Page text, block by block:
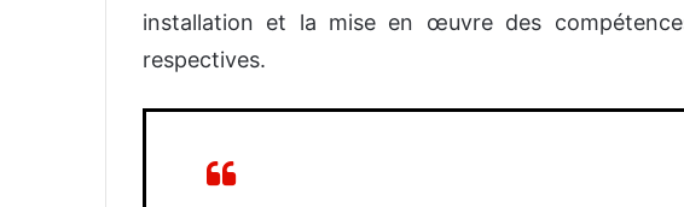
installation et la mise en œuvre des
respectives.